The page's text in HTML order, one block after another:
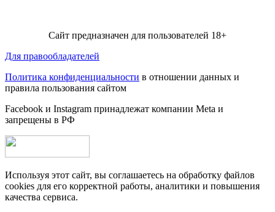
Сайт предназначен для пользователей 18+
Для правообладателей
Политика конфиденциальности в отношении данных и
правила пользования сайтом
Facebook и Instagram принадлежат компании Metа и
запрещены в РФ
Используя этот сайт, вы соглашаетесь на обработку файлов
cookies для его корректной работы, аналитики и повышения
качества сервиса.